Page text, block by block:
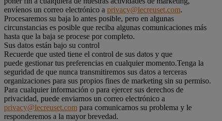
envíenos un correo electrónico a privacy@lecreuset.com.
Procesaremos su baja lo antes posible, pero en algunas
circunstancias es posible que reciba algunas comunicaciones más
hasta que la baja se procese por completo.
Sus datos están bajo su control
Recuerde que usted tiene el control de sus datos y que
puede gestionar tus preferencias en cualquier momento.Tenga la
seguridad de que nunca transmitiremos sus datos a terceras
organizaciones para sus propios fines de marketing sin su permiso.
Para cualquier información o para ejercer sus derechos de
privacidad, puede enviarnos un correo electrónico a
privacy@lecreuset.com para comunicarnos su problema y le
responderemos a la mayor brevedad.